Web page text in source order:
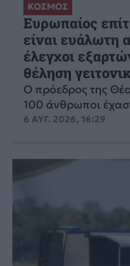
ΚΟΣΜΟΣ
Ευρωπαίος
είναι ευάλωτη
έλεγχοι
θέληση
Ο πρόεδρος της
100 άνθρωποι
6 ΑΥΓ. 2026, 16:29